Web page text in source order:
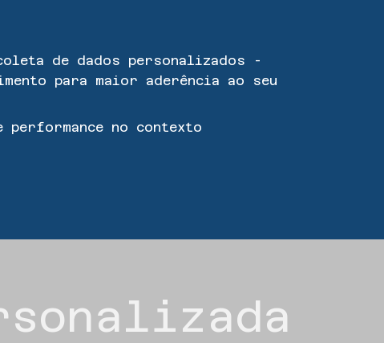
performance no contexto
de dados personalizados -
para maior aderência ao seu